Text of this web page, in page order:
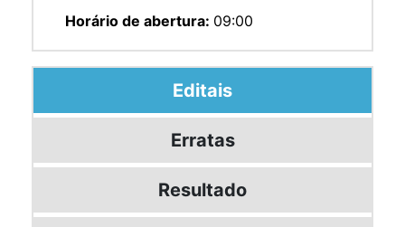
Horário de abertura: 09:00
Editais
Erratas
Resultado